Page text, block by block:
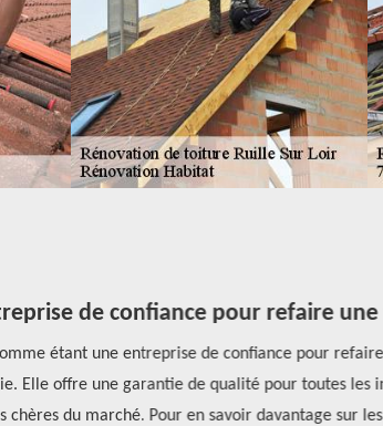
de confiance pour refaire
étant une entreprise de confiance pour
Elle offre une garantie de qualité pour toutes les
du marché. Pour en savoir davantage sur